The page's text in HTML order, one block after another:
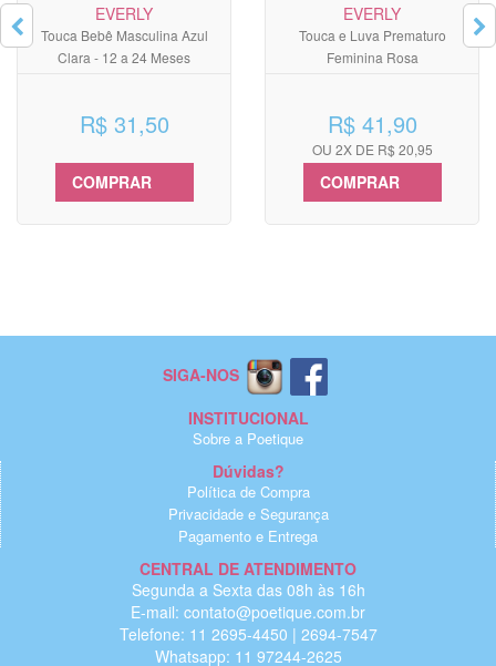
EVERLY
Touca Bebê Masculina Azul
Clara - 12 a 24 Meses
R$ 31,50
COMPRAR
EVERLY
Touca e Luva Prematuro
Feminina Rosa
R$ 41,90
OU 2X DE R$ 20,95
COMPRAR
SIGA-NOS
INSTITUCIONAL
Sobre a Poetique
Dúvidas?
Política de Compra
Privacidade e Segurança
Pagamento e Entrega
CENTRAL DE ATENDIMENTO
Segunda a Sexta das 08h às 16h
E-mail: contato@poetique.com.br
Telefone: 11 2695-4450 | 2694-7547
Whatsapp: 11 97244-2625